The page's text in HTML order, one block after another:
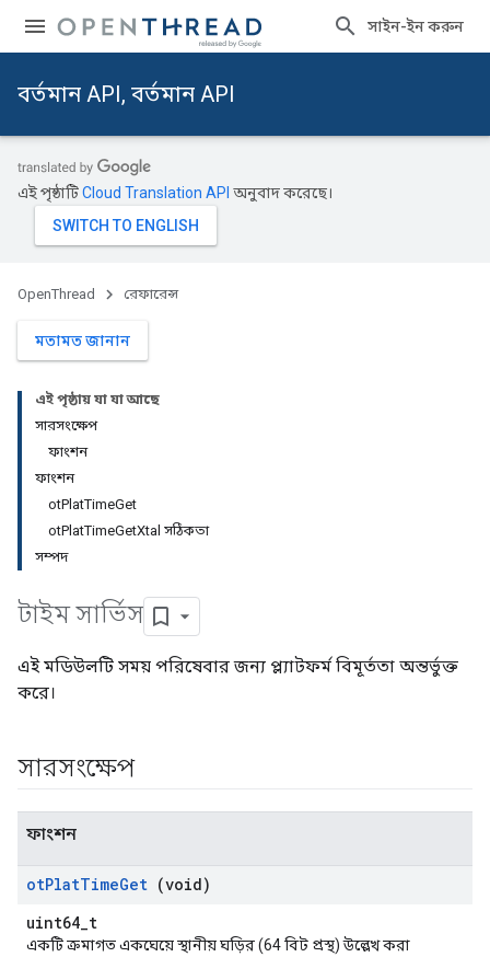
সাইন-ইন করুন
বর্তমান API, বর্তমান API
এই পৃষ্ঠাটিCloud Translation API অনুবাদ করেছে।
OpenThread রেফারেন্স
মতামত জানান
এই পৃষ্ঠায় যা যা আছে
সারসংক্ষেপ
ফাংশন
ফাংশন
otPlatTimeGet
otPlatTimeGetXtal সঠিকতা
সম্পদ
টাইম সার্ভিস
এই মডিউলটি সময় পরিষেবার জন্য প্ল্যাটফর্ম বিমূর্ততা অন্তর্ভুক্ত
করে।
সারসংক্ষেপ
ফাংশন
otPlatTimeGet (void)
uint64_t
একটি ক্রমাগত একঘেয়ে স্থানীয় ঘড়ির (64 বিট প্রস্থ) উল্লেখ করা